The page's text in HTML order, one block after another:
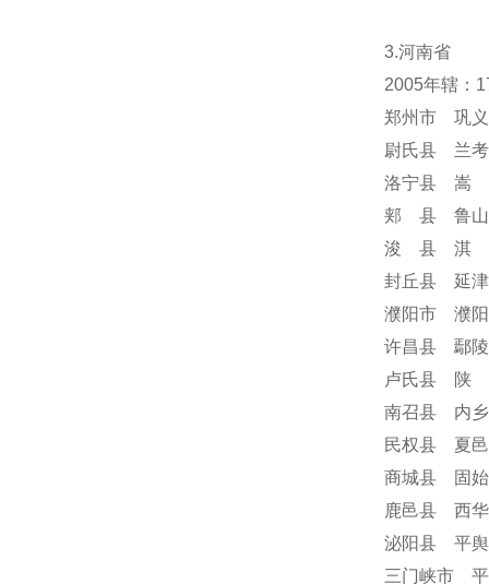
3.河南省
2005年辖：
郑州市 巩
尉氏县 兰
洛宁县 嵩
郏 县 鲁
浚 县 淇
封丘县 延
濮阳市 濮
许昌县 鄢
卢氏县 陕
南召县 内
民权县 夏
商城县 固
鹿邑县 西
泌阳县 平
三门峡市